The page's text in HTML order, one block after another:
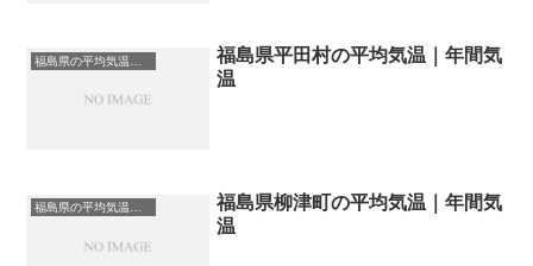
福島県平田村の平均気温｜年間気
温
福島県の平均気温まとめ
福島県柳津町の平均気温｜年間気
温